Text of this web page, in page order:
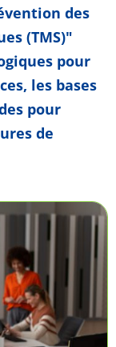
des
(TMS)"
pour
les bases
pour
de